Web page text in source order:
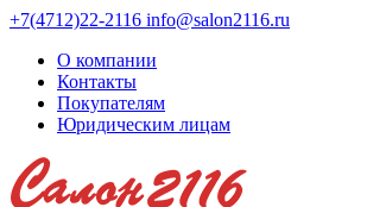
+7(4712)22-2116 info@salon2116.ru
О компании
Контакты
Покупателям
Юридическим лицам